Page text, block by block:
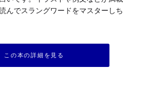
んでスラングワードをマスターしち
この本の詳細を見る